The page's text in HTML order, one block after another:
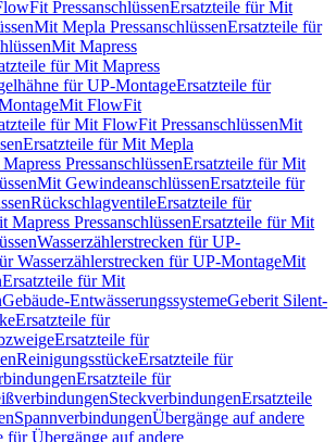
PressanschlüssenErsatzteile für Mit
Mit Mepla PressanschlüssenErsatzteile für
Mit Mapress
für Mit Mapress
für UP-MontageErsatzteile für
Mit FlowFit
für Mit FlowFit PressanschlüssenMit
Ersatzteile für Mit Mepla
PressanschlüssenErsatzteile für Mit
Mit GewindeanschlüssenErsatzteile für
RückschlagventileErsatzteile für
Mapress PressanschlüssenErsatzteile für Mit
Wasserzählerstrecken für UP-
Wasserzählerstrecken für UP-MontageMit
Ersatzteile für Mit
Gebäude-EntwässerungssystemeGeberit Silent-
Ersatzteile für
Ersatzteile für
ReinigungsstückeErsatzteile für
Ersatzteile für
SteckverbindungenErsatzteile
SpannverbindungenÜbergänge auf andere
für Übergänge auf andere